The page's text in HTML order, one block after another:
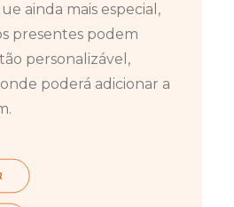
ainda mais especial,
presentes podem
personalizável,
poderá adicionar a